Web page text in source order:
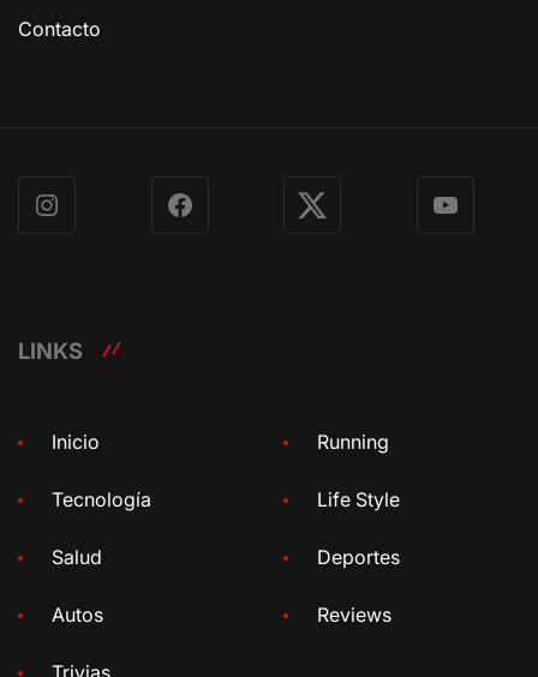
Contacto
Instagram Facebook X YouTube
LINKS
Inicio Running
Tecnología Life Style
Salud Deportes
Autos Reviews
Trivias